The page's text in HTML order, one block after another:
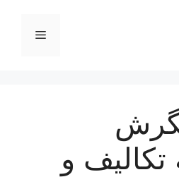
فهرست
و